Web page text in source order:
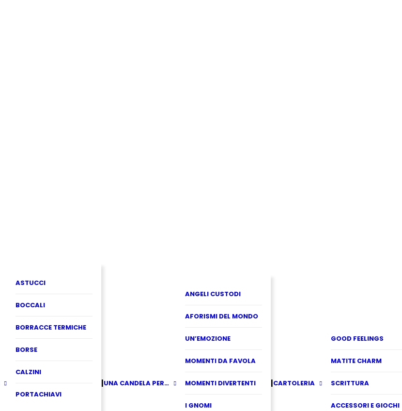
ASTUCCI
BOCCALI
BORRACCE TERMICHE
BORSE
CALZINI
PORTACHIAVI
UNA CANDELA PER…
ANGELI CUSTODI
AFORISMI DEL MONDO
UN’EMOZIONE
MOMENTI DA FAVOLA
MOMENTI DIVERTENTI
I GNOMI
CARTOLERIA
GOOD FEELINGS
MATITE CHARM
SCRITTURA
ACCESSORI E GIOCHI